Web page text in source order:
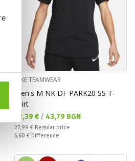
NIKE TEAMWEAR
Men's M NK DF PARK20 SS T-
shirt
Текуща цена:
22,39 € / 43,79 BGN
Regular price:
27,99 € Regular price
Спестявате:
5,60 € Difference